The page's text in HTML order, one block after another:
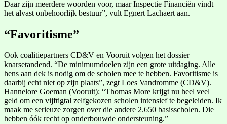
Daar zijn meerdere woorden voor, maar Inspectie Financiën vindt
het alvast onbehoorlijk bestuur”, vult Egnert Lachaert aan.
“Favoritisme”
Ook coalitiepartners CD&V en Vooruit volgen het dossier
knarsetandend. “De minimumdoelen zijn een grote uitdaging. Alle
hens aan dek is nodig om de scholen mee te hebben. Favoritisme is
daarbij echt niet op zijn plaats”, zegt Loes Vandromme (CD&V).
Hannelore Goeman (Vooruit): “Thomas More krijgt nu heel veel
geld om een vijftigtal zelfgekozen scholen intensief te begeleiden. Ik
maak me serieuze zorgen over die andere 2.650 basisscholen. Die
hebben óók recht op onderbouwde ondersteuning.”